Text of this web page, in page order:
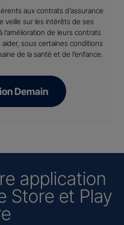
aux contrats d’assurance
veille sur les intérêts de ses
de leurs contrats
aider, sous certaines conditions
de la santé et de l’enfance.
Demain
application
Store et Play